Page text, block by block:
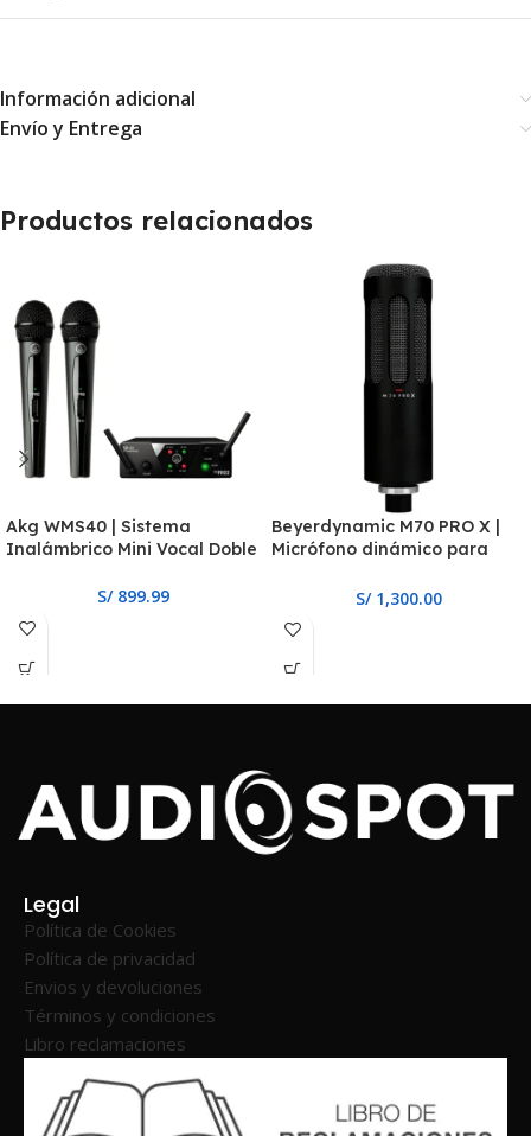
Información adicional
Envío y Entrega
Productos relacionados
Akg WMS40 | Sistema
Inalámbrico Mini Vocal Doble
S/899.99
Beyerdynamic M70 PRO X |
Micrófono dinámico para
S/1,300.00
Legal
Política de Cookies
Política de privacidad
Envios y devoluciones
Términos y condiciones
Libro reclamaciones